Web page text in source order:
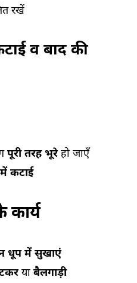
रखें
व बाद की
पूरी तरह भूरेहो जाएँ
कटाई
कार्य
धूप में सुखाएं
या बैलगाड़ी